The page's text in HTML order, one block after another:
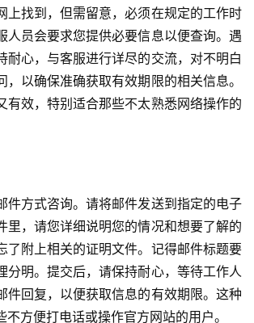
上找到，但需留意，必须在规定的工作时
人员会要求您提供必要信息以便查询。遇
耐心，与客服进行详尽的交流，对不明白
，以确保准确获取有效期限的相关信息。
有效，特别适合那些不太熟悉网络操作的
件方式咨询。请将邮件发送到指定的电子
里，请您详细说明您的情况和想要了解的
了附上相关的证明文件。记得邮件标题要
分明。提交后，请保持耐心，等待工作人
件回复，以便获取信息的有效期限。这种
不方便打电话或操作官方网站的用户。